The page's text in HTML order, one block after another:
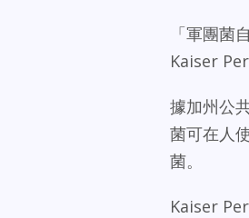
「軍團菌
Kaiser
據加州公
菌可在人
菌。
Kaiser